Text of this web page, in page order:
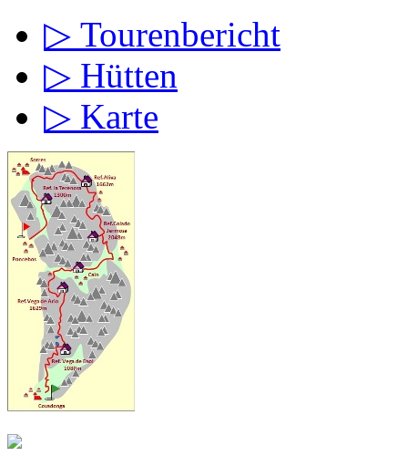
▷ Tourenbericht
▷ Hütten
▷ Karte